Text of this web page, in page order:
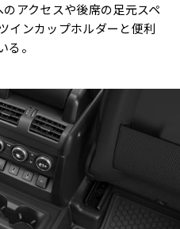
アクセスや後席の足元スペ
インカップホルダーと便利
る。